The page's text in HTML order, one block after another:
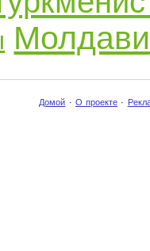
Домой · О проекте ·